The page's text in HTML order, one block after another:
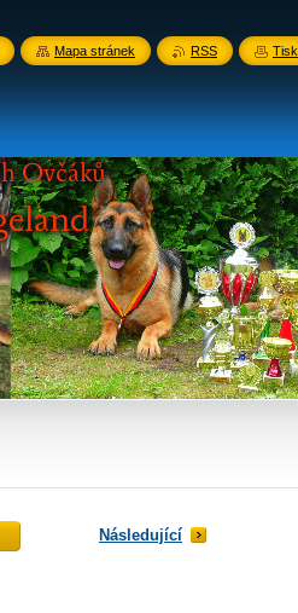
Následující
Mapa stránek RSS Tisk